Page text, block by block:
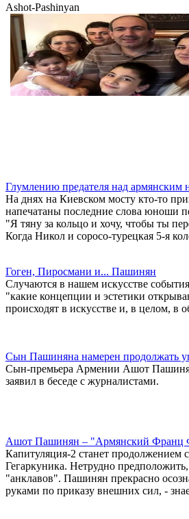
Ashot-Pashinyan
Глумлению предателя над армянским
На днях на Киевском мосту кто-то
напечатаны последние слова юноши
"Я тяну за кольцо и хочу, чтобы ты
Когда Никол и соросо-турецкая 5-я
Гоген, Пиросмани и... Пашинян
Случаются в нашем искусстве
"какие концепции и эстетики
происходят в искусстве и, в целом, в
Сын Пашиняна намерен продолжать
Сын-премьера Армении Ашот Пашинян
заявил в беседе с журналистами.
Ашот Пашинян – "Армянский Франц
Капитуляция-2 станет продолжением
Гегаркуника. Нетрудно
"анклавов". Пашинян прекрасно
руками по приказу внешних сил, -